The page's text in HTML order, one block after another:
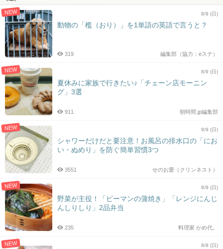
NEW 8/9 (日)
動物の「檻（おり）」を1単語の英語で言うと？
編集部（協力：eステ）
319
NEW 8/9 (日)
夏休みに家族で行きたい♪「チェーン店モーニン
グ」3選
朝時間.jp編集部
911
NEW 8/9 (日)
シャワーだけだと要注意！お風呂の排水口の「にお
い・ぬめり」を防ぐ簡単習慣3つ
せのお愛（クリンネスト）
3551
NEW 8/9 (日)
野菜が主役！「ピーマンの蒲焼き」「レンジにんじ
んしりしり」2品弁当
料理家 かめ代。
235
NEW 8/9 (日)